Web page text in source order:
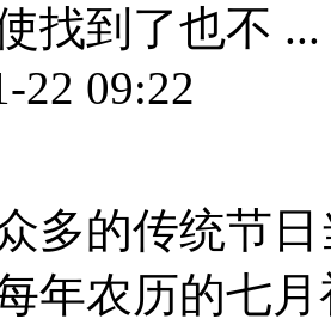
找到了也不 ...
22 09:22
多的传统节
年农历的七